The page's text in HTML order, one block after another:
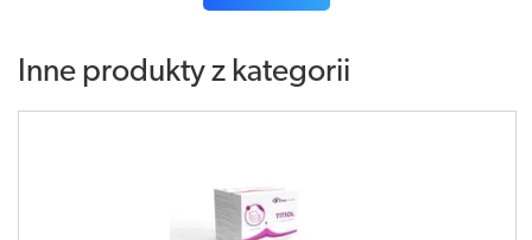
Inne produkty z kategorii